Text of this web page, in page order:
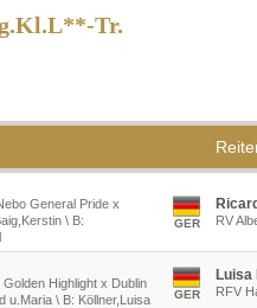
Tr.
General Pride x
\ B:
GER RV
Highlight x Dublin
u.Maria \ B: Köllner,Luisa
GER
Luisa
RFV